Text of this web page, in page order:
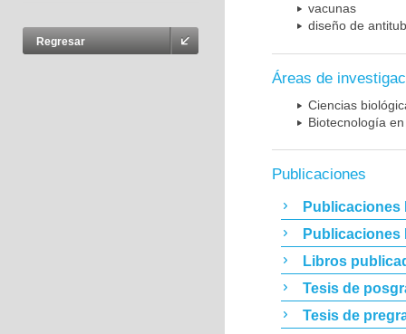
Regresar
vacunas
diseño de
Áreas de
Ciencias
Biotecnología
Publicaciones
Publicaciones
Publicaciones
Libros
Tesis de
Tesis de